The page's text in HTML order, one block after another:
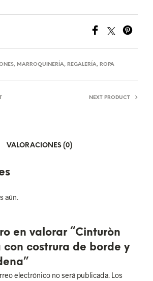
, MARROQUINERÍA, REGALERÍA, ROPA
NEXT PRODUCT
VALORACIONES (0)
aún.
en valorar “Cinturòn
con costrura de borde y
electrónico no será publicada. Los